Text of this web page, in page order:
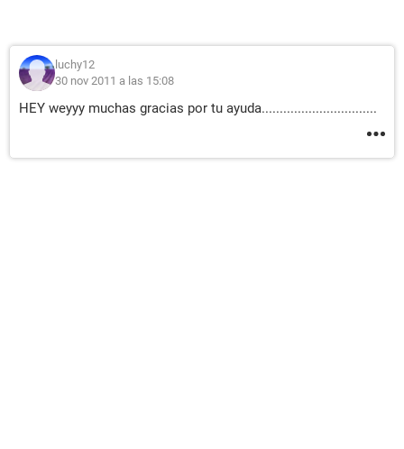
luchy12
30 nov 2011 a las 15:08
HEY weyyy muchas gracias por tu ayuda................................